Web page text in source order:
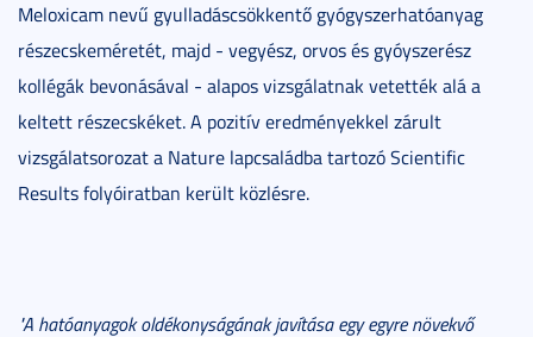
Meloxicam nevű gyulladáscsökkentő gyógyszerhatóanyag
részecskeméretét, majd - vegyész, orvos és gyóyszerész
kollégák bevonásával - alapos vizsgálatnak vetették alá a
keltett részecskéket. A pozitív eredményekkel zárult
vizsgálatsorozat a Nature lapcsaládba tartozó Scientific
Results folyóiratban került közlésre.
"A hatóanyagok oldékonyságának javítása egy egyre növekvő